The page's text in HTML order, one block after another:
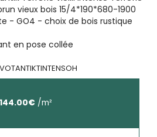
vieux bois 15/4*190*680-1900
- GO4 - choix de bois rustique
en pose collée
144.00€ /m²